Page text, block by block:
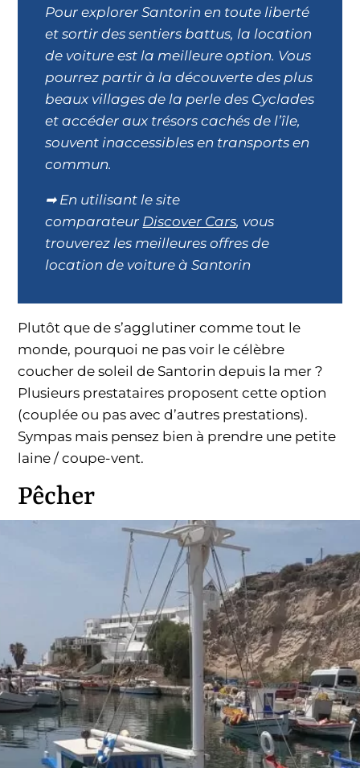
Pour explorer Santorin en toute liberté
et sortir des sentiers battus, la location
de voiture est la meilleure option. Vous
pourrez partir à la découverte des plus
beaux villages de la perle des Cyclades
et accéder aux trésors cachés de l’île,
souvent inaccessibles en transports en
commun.
➡ En utilisant le site
comparateur Discover Cars, vous
trouverez les meilleures offres de
location de voiture à Santorin
Plutôt que de s’agglutiner comme tout le
monde, pourquoi ne pas voir le célèbre
coucher de soleil de Santorin depuis la mer ?
Plusieurs prestataires proposent cette option
(couplée ou pas avec d’autres prestations).
Sympas mais pensez bien à prendre une petite
laine / coupe-vent.
Pêcher